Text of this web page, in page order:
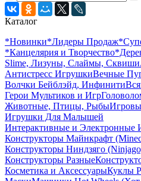
Каталог
*Новинки*Лидеры Продаж
*Канцелярия и Творчество
Slime, Лизуны, Слаймы, Сквиши
Антистресс ИгрушкиВечные
Волчки Бейблэйд, Инфинити
Герои Мультиков и Игр
Животные, Птицы, Рыбы
Игрушки Для Малышей
Интерактивные и Электронные
Конструкторы Майнкрафт
Конструкторы Ниндзяго
Конструкторы Разные
Косметика и АксессуарыКуклы